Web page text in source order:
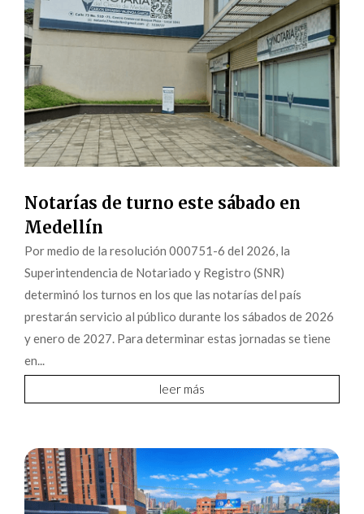
Notarías de turno este sábado en
Medellín
Por medio de la resolución 000751-6 del 2026, la
Superintendencia de Notariado y Registro (SNR)
determinó los turnos en los que las notarías del país
prestarán servicio al público durante los sábados de 2026
y enero de 2027. Para determinar estas jornadas se tiene
en...
leer más